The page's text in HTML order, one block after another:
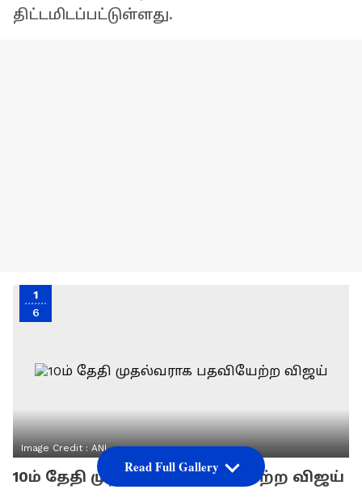
திட்டமிடப்பட்டுள்ளது.
1
6
Image Credit : ANI
10ம் தேதி முதல்வராக பதவியேற்ற விஜய்
Read Full Gallery